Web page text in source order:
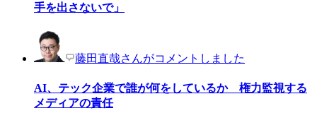
手を出さないで」
藤田直哉さんがコメントしました
AI、テック企業で誰が何をしているか 権力監視する
メディアの責任